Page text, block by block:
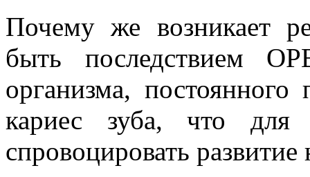
Почему же возникает
быть последствием
организма,
кариес зуба, что для
спровоцировать развитие